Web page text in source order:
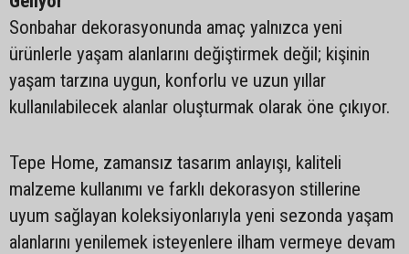
Sonbahar dekorasyonunda amaç yalnızca yeni
ürünlerle yaşam alanlarını değiştirmek değil; kişinin
yaşam tarzına uygun, konforlu ve uzun yıllar
kullanılabilecek alanlar oluşturmak olarak öne çıkıyor.
Tepe Home, zamansız tasarım anlayışı, kaliteli
malzeme kullanımı ve farklı dekorasyon stillerine
uyum sağlayan koleksiyonlarıyla yeni sezonda yaşam
alanlarını yenilemek isteyenlere ilham vermeye devam